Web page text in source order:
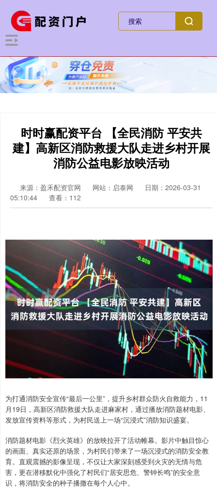
时时赢配资平台 【全民消防 平安共
建】高新区消防救援大队走进乡村开展
消防公益电影放映活动
来源：盈禾配资官网 网站：启泰网
日期：2026-03-31
05:10:44
查看：112
为打通消防安全宣传“最后一公里”，提升乡村群众防火自救能力，11
月19日，高新区消防救援大队走进麻家村，通过播放消防题材电影、
发放宣传资料等形式，为村民送上一场“沉浸式”消防知识盛宴。
消防题材电影《烈火英雄》的放映拉开了活动帷幕。影片中触目惊心
的画面、真实还原的场景，为村民们带来了一场沉浸式的消防安全教
育。直观震撼的影像呈现，不仅让大家深刻感受到火灾的无情与危
害，更在潜移默化中强化了村民们“居安思危、警钟长鸣”的安全意
识，将消防安全的种子播撒在每个人心中。